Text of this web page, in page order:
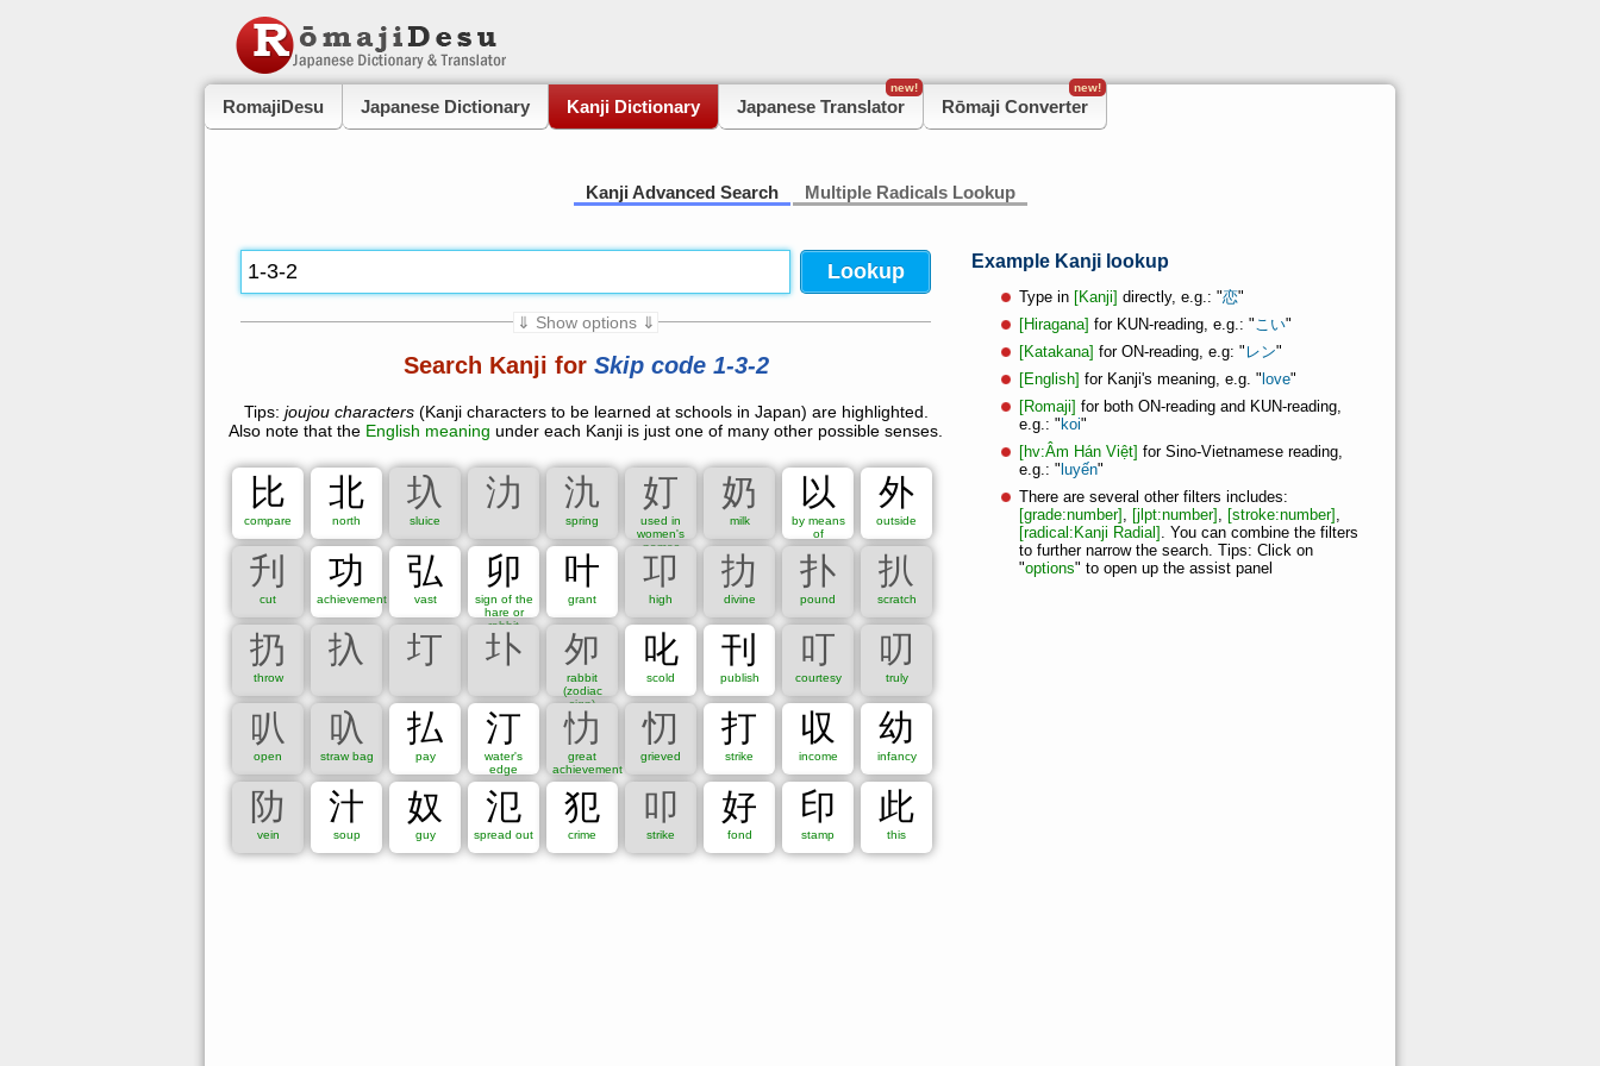
RomajiDesu Japanese Dictionary Kanji Dictionary Japanese Translator
new!
Rōmaji Converter
new!
Kanji Advanced Search Multiple Radicals Lookup
⇓ Show options ⇓
Grade 1 Grade 2 Grade 3 Grade 4 Grade 5
Secondary school
Names Additional names Unset
All 2 Unset
Number of Strokes:
1 2 3 4 5 6 7 8 9 10 11 12 13
14
15
16 18 19 21 22 24 25
27
28 29 30 31 32 33 34 Unset
Radical:
丶 亅 人 冂 冖 冫 几 力 勹 匸 卜 卩
厶
又
土 士 夊 夕 子 宀 小 尢 屮 山 工 己 幺 广 廾 弋
弓
彐 彳 心 戶 手 文 方 无 曰 月 欠 止 毋 比 氏 气
水
爪 爿 牙 牛 玄 瓜 瓦 甘 生 用 疋 皮 矛
石
示 禸 穴 立 米 糸 羊 而 耒 聿 肉 自 至 舛 舟 色 艸
虍 虫 行 衣 見 角 豆 豕 貝 赤 足 身 辛 辰 酉 釆 金 長
隶 雨 青 面 革 韋 頁 食 馬 鬥 鬲 鬼
Search Kanji for Skip code 1-3-2
Tips: joujou characters(Kanji characters to be learned at schools in Japan) are highlighted.
Also note that the English meaning under each Kanji is just one of many other possible senses.
比
compare
北
north
圦
sluice
氻 氿
spring
奵
used in
women's
names
奶
milk
以
by means
of
外
outside
刋
cut
功
achievement
弘
vast
卯
sign of the
hare or
rabbit
叶
grant
卭
high
扐
divine
扑
pound
扒
scratch
扔
throw
扖 圢 圤 夘
rabbit
(zodiac
sign)
叱
scold
刊
publish
叮
courtesy
叨
truly
叭
open
叺
straw bag
払
pay
汀
water's
edge
忇
great
achievement
忉
grieved
打
strike
収
income
幼
infancy
阞
vein
汁
soup
奴
guy
氾
spread out
犯
crime
叩
strike
好
fond
印
stamp
此
this
Example Kanji lookup
Type in [Kanji] directly, e.g.: "恋"
[Hiragana] for KUN-reading, e.g.: "こい"
[Katakana] for ON-reading, e.g: " レン"
[English] for Kanji's meaning, e.g. " love"
[Romaji] for both ON-reading and KUN-reading,
e.g.: " koi"
[hv:Âm Hán Việt] for Sino-Vietnamese reading,
e.g.: " luyến"
There are several other filters includes:
[grade:number] , [jlpt:number] , [stroke:number] ,
[radical:Kanji Radial] . You can combine the filters
to further narrow the search. Tips: Click on
"options" to open up the assist panel